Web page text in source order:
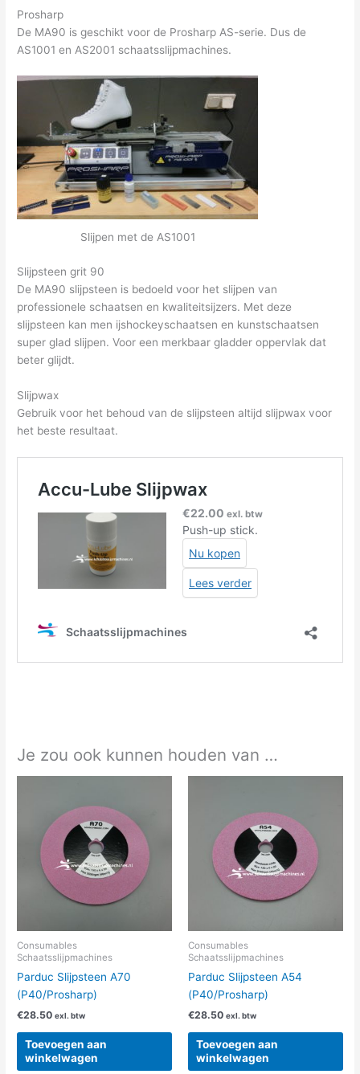
Prosharp
De MA90 is geschikt voor de Prosharp AS-serie. Dus de
AS1001 en AS2001 schaatsslijpmachines.
Slijpen met de AS1001
Slijpsteen grit 90
De MA90 slijpsteen is bedoeld voor het slijpen van
professionele schaatsen en kwaliteitsijzers. Met deze
slijpsteen kan men ijshockeyschaatsen en kunstschaatsen
super glad slijpen. Voor een merkbaar gladder oppervlak dat
beter glijdt.
Slijpwax
Gebruik voor het behoud van de slijpsteen altijd slijpwax voor
het beste resultaat.
Je zou ook kunnen houden van …
Consumables
Schaatsslijpmachines
Parduc Slijpsteen A70
(P40/Prosharp)
€28.50 exl. btw
Toevoegen aan
winkelwagen
Consumables
Schaatsslijpmachines
Parduc Slijpsteen A54
(P40/Prosharp)
€28.50 exl. btw
Toevoegen aan
winkelwagen